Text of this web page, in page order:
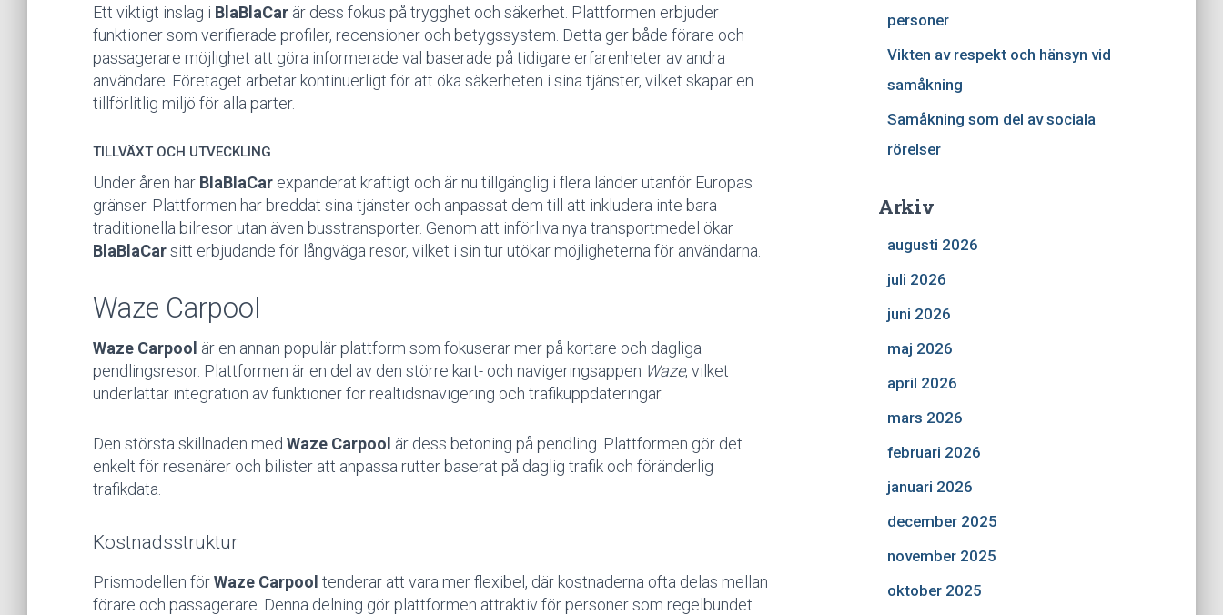
Ett viktigt inslag i BlaBlaCar är dess fokus på trygghet och säkerhet. Plattformen erbjuder
funktioner som verifierade profiler, recensioner och betygssystem. Detta ger både förare och
passagerare möjlighet att göra informerade val baserade på tidigare erfarenheter av andra
användare. Företaget arbetar kontinuerligt för att öka säkerheten i sina tjänster, vilket skapar en
tillförlitlig miljö för alla parter.
TILLVÄXT OCH UTVECKLING
Under åren har BlaBlaCar expanderat kraftigt och är nu tillgänglig i flera länder utanför Europas
gränser. Plattformen har breddat sina tjänster och anpassat dem till att inkludera inte bara
traditionella bilresor utan även busstransporter. Genom att införliva nya transportmedel ökar
BlaBlaCarsitt erbjudande för långväga resor, vilket i sin tur utökar möjligheterna för användarna.
Waze Carpool
Waze Carpool är en annan populär plattform som fokuserar mer på kortare och dagliga
pendlingsresor. Plattformen är en del av den större kart- och navigeringsappen Waze, vilket
underlättar integration av funktioner för realtidsnavigering och trafikuppdateringar.
Den största skillnaden med Waze Carpool är dess betoning på pendling. Plattformen gör det
enkelt för resenärer och bilister att anpassa rutter baserat på daglig trafik och föränderlig
trafikdata.
Kostnadsstruktur
Prismodellen förWaze Carpool tenderar att vara mer flexibel, där kostnaderna ofta delas mellan
förare och passagerare. Denna delning gör plattformen attraktiv för personer som regelbundet
personer
Vikten av respekt och hänsyn vid
samåkning
Samåkning som del av sociala
rörelser
Arkiv
augusti 2026
juli 2026
juni 2026
maj 2026
april 2026
mars 2026
februari 2026
januari 2026
december 2025
november 2025
oktober 2025